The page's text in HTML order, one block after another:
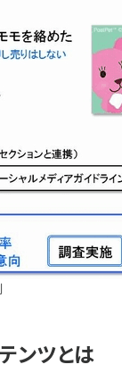
ンツとは